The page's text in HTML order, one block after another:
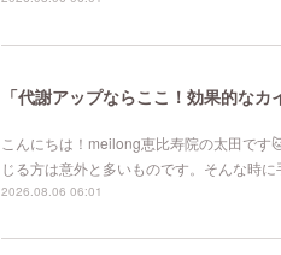
「代謝アップならここ！効果的な
こんにちは！meilong恵比寿院の太田で
じる方は意外と多いものです。そんな時
2026.08.06 06:01